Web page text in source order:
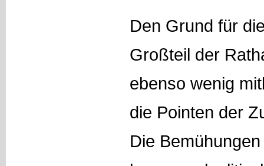
Den Grund für
Großteil der
ebenso wenig
die Pointen der
Die